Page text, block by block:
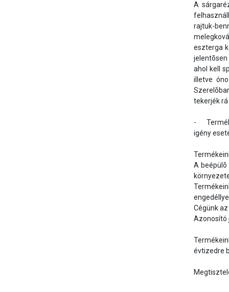
A
rajtuk-
eszterga
ahol kell
illetve
tekerjék
-	Termékeink egy 1984 óta mûködõ már második generációs magyar családi vállalkozás korszerû üzemében készülnek. Vevõinket
igény
A
Cégünk
Azonosító
évtizedre